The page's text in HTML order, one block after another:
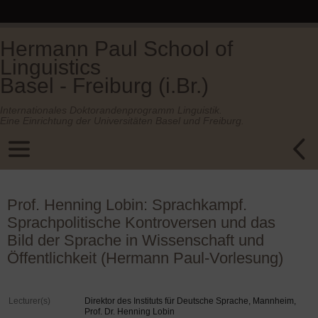
Hermann Paul School of
Linguistics
Basel - Freiburg (i.Br.)
Prof. Henning Lobin: Sprachkampf.
Sprachpolitische Kontroversen und das
Bild der Sprache in Wissenschaft und
Öffentlichkeit (Hermann Paul-Vorlesung)
Lecturer(s)
Direktor des Instituts für Deutsche Sprache, Mannheim,
Prof. Dr. Henning Lobin